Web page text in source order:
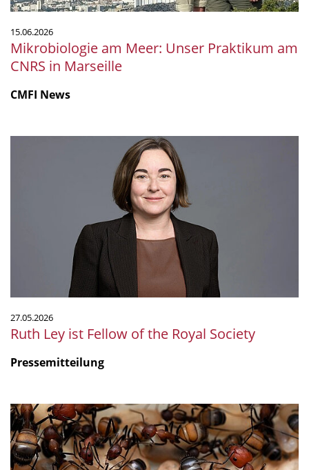
15.06.2026
Mikrobiologie am Meer: Unser Praktikum am
CNRS in Marseille
CMFI News
27.05.2026
Ruth Ley ist Fellow of the Royal Society
Pressemitteilung
Gift
als
Immun-
Cocktail